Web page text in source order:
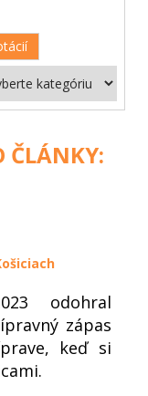
ČLÁNKY:
odohral
zápas
keď si